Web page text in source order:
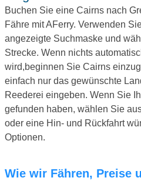
Buchen Sie eine Cairns nach
Fähre mit AFerry. Verwenden
angezeigte Suchmaske und
Strecke. Wenn nichts
wird,beginnen Sie Cairns
einfach nur das gewünschte
Reederei eingeben. Wenn Sie
gefunden haben, wählen Sie
oder eine Hin- und Rückfahrt
Optionen.
Wie wir Fähren, Preise und Abfahrtszeiten